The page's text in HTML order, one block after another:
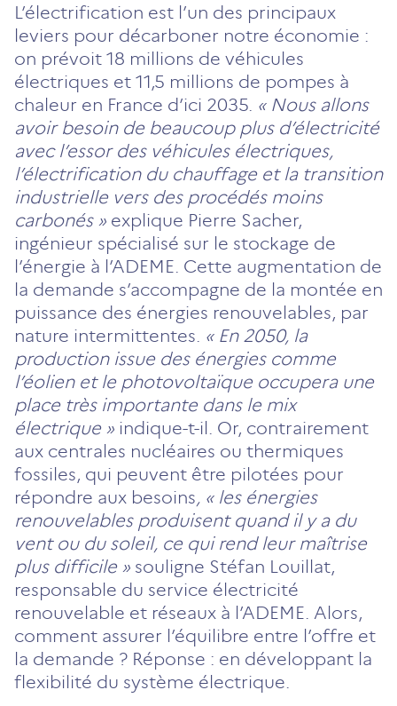
L’électrification est l’un des principaux
leviers pour décarboner notre économie :
on prévoit 18 millions de véhicules
électriques et 11,5 millions de pompes à
chaleur en France d’ici 2035. « Nous allons
avoir besoin de beaucoup plus d’électricité
avec l’essor des véhicules électriques,
l’électrification du chauffage et la transition
industrielle vers des procédés moins
carbonés » explique Pierre Sacher,
ingénieur spécialisé sur le stockage de
l’énergie à l’ADEME. Cette augmentation de
la demande s’accompagne de la montée en
puissance des énergies renouvelables, par
nature intermittentes. « En 2050, la
production issue des énergies comme
l’éolien et le photovoltaïque occupera une
place très importante dans le mix
électrique» indique-t-il. Or, contrairement
aux centrales nucléaires ou thermiques
fossiles, qui peuvent être pilotées pour
répondre aux besoins, « les énergies
renouvelables produisent quand il y a du
vent ou du soleil, ce qui rend leur maîtrise
plus difficile » souligne Stéfan Louillat,
responsable du service électricité
renouvelable et réseaux à l’ADEME. Alors,
comment assurer l’équilibre entre l’offre et
la demande ? Réponse : en développant la
flexibilité du système électrique.